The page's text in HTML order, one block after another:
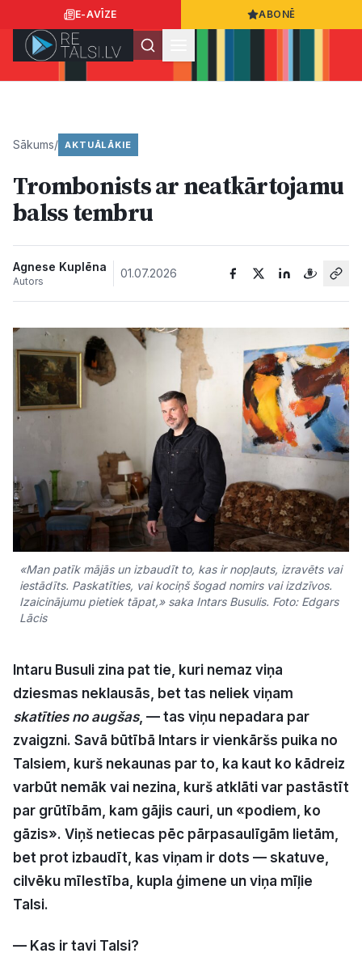
E-AVĪZE ABONĒ
Ziņas
Sports
Kultūra
Bizness
Video
Vieta
Pasākumi
Reklāma
Politiskā reklāma
Par mums
Kontakti
Ziņo redakcijai
Sākums/ AKTUĀLĀKIE
Trombonists ar neatkārtojamu
balss tembru
Agnese Kuplēna
Autors
01.07.2026
«Man patīk mājās un izbaudīt to, kas ir nopļauts, izravēts vai
iestādīts. Paskatīties, vai kociņš šogad nomirs vai izdzīvos.
Izaicinājumu pietiek tāpat,» saka Intars Busulis. Foto: Edgars
Lācis
Intaru Busuli zina pat tie, kuri nemaz viņa
dziesmas neklausās, bet tas neliek viņam
skatīties no augšas, — tas viņu nepadara par
zvaigzni. Savā būtībā Intars ir vienkāršs puika no
Talsiem, kurš nekaunas par to, ka kaut ko kādreiz
varbūt nemāk vai nezina, kurš atklāti var pastāstīt
par grūtībām, kam gājis cauri, un «podiem, ko
gāzis». Viņš netiecas pēc pārpasaulīgām lietām,
bet prot izbaudīt, kas viņam ir dots — skatuve,
cilvēku mīlestība, kupla ģimene un viņa mīļie
Talsi.
— Kas ir tavi Talsi?